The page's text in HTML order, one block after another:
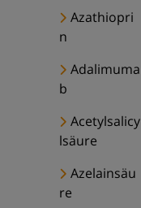
Azathiopri
n
Adalimuma
b
Acetylsalicy
lsäure
Azelainsäu
re